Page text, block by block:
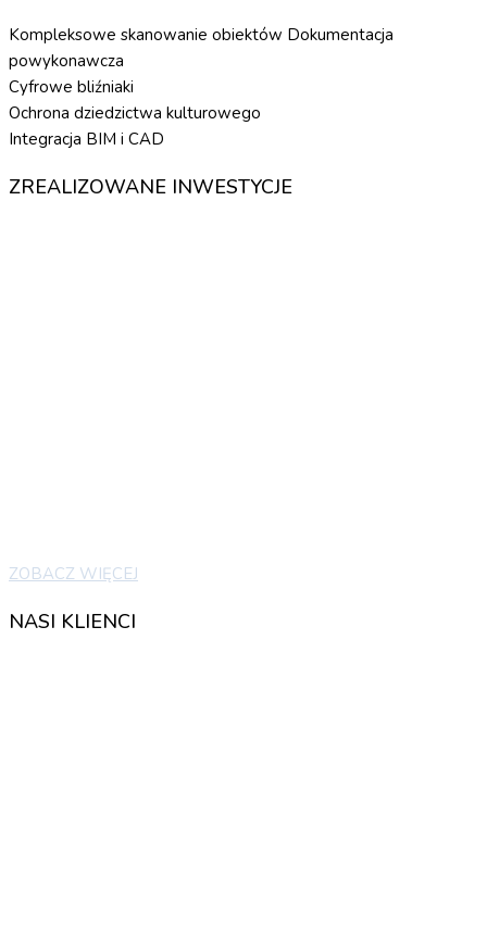
Kompleksowe skanowanie obiektów Dokumentacja
powykonawcza
Cyfrowe bliźniaki
Ochrona dziedzictwa kulturowego
Integracja BIM i CAD
ZREALIZOWANE INWESTYCJE
ZOBACZ WIĘCEJ
NASI KLIENCI